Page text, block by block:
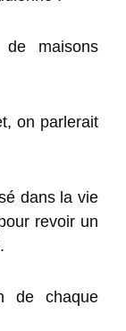
de maisons
on parlerait
dans la vie
revoir un
de chaque